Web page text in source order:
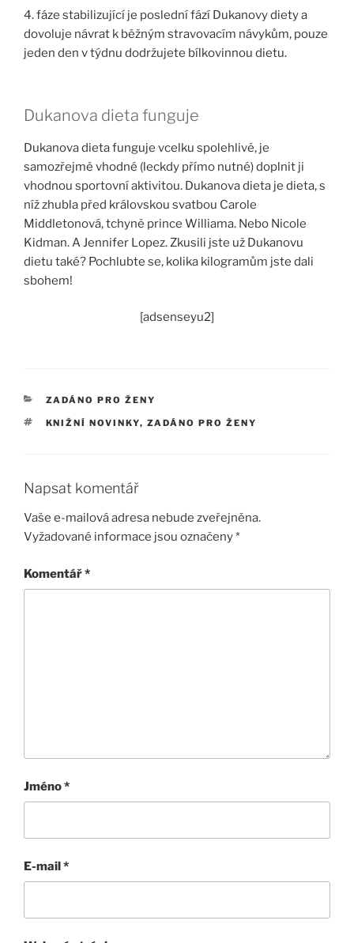
4. fáze stabilizující je poslední fází Dukanovy diety a
dovoluje návrat k běžným stravovacím návykům, pouze
jeden den v týdnu dodržujete bílkovinnou dietu.
Dukanova dieta funguje
Dukanova dieta funguje vcelku spolehlivě, je
samozřejmě vhodné (leckdy přímo nutné) doplnit ji
vhodnou sportovní aktivitou. Dukanova dieta je dieta, s
níž zhubla před královskou svatbou Carole
Middletonová, tchyně prince Williama. Nebo Nicole
Kidman. A Jennifer Lopez. Zkusili jste už Dukanovu
dietu také? Pochlubte se, kolika kilogramům jste dali
sbohem!
[adsenseyu2]
RUBRIKY
ZADÁNO PRO ŽENY
ŠTÍTKY
KNIŽNÍ NOVINKY, ZADÁNO PRO ŽENY
Napsat komentář
Vaše e-mailová adresa nebude zveřejněna.
Vyžadované informace jsou označeny*
Komentář*
Jméno*
E-mail*